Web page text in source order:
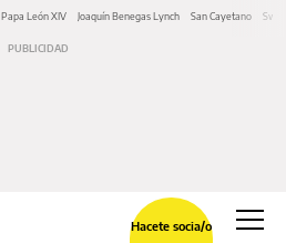
Papa León XIV Joaquín Benegas Lynch San Cayetano
Hacete socia/o